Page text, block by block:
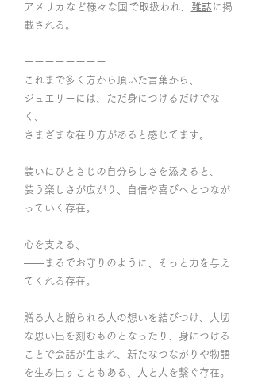
アメリカなど様々な国で取扱われ、 雑誌 に掲
載される。
​ーーーーーーーー
これまで多く方から頂いた言葉から、
ジュエリーには、ただ身につけるだけでな
く、
さまざまな在り方があると感じてます。
装いにひとさじの自分らしさを添えると、
装う楽しさが広がり、自信や喜びへとつなが
っていく存在。
心を支える、
——まるでお守りのように、そっと力を与え
てくれる存在。
贈る人と贈られる人の想いを結びつけ、大切
な思い出を刻むものとなったり、身につける
ことで会話が生まれ、新たなつながりや物語
を生み出すこともある、人と人を繋ぐ存在。